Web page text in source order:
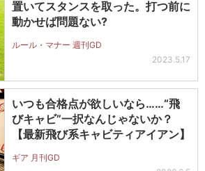
置いてスタンスを取った。打つ前に
動かせば問題ない?
ルール・マナー 週刊GD
2023.5.17
いつも合格点が欲しいなら……“飛
びキャビ”一択なんじゃないか？
【最新飛び系キャビティアイアン】
ギア 月刊GD